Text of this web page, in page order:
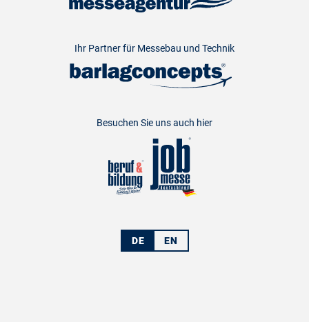
Ihr Partner für Messebau und Technik
Besuchen Sie uns auch hier
DE EN